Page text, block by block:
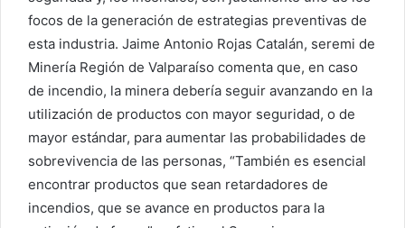
focos de la generación de estrategias preventivas de
esta industria. Jaime Antonio Rojas Catalán, seremi de
Minería Región de Valparaíso comenta que, en caso
de incendio, la minera debería seguir avanzando en la
utilización de productos con mayor seguridad, o de
mayor estándar, para aumentar las probabilidades de
sobrevivencia de las personas, “También es esencial
encontrar productos que sean retardadores de
incendios, que se avance en productos para la